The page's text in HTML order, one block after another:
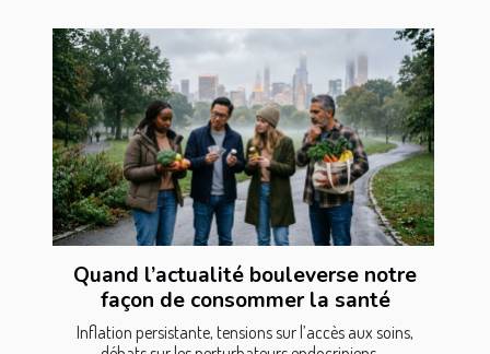
Quand l’actualité bouleverse notre
façon de consommer la santé
Inflation persistante, tensions sur l’accès aux soins,